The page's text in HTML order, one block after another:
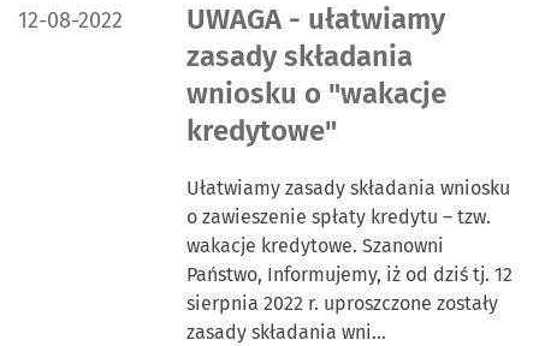
DATA PUBLIKACJI:
12-08-2022
UWAGA - ułatwiamy
zasady składania
wniosku o "wakacje
kredytowe"
Ułatwiamy zasady składania wniosku
o zawieszenie spłaty kredytu – tzw.
wakacje kredytowe. Szanowni
Państwo, Informujemy, iż od dziś tj. 12
sierpnia 2022 r. uproszczone zostały
zasady składania wni…